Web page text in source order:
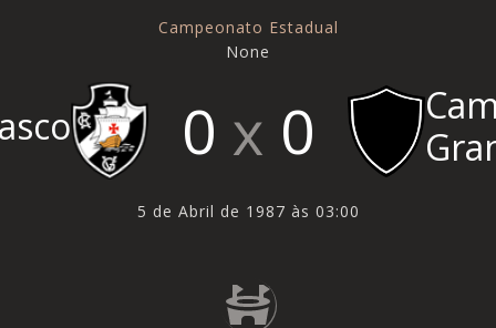
Campeonato Estadual
None
0 0
5 de Abril de 1987 às 03:00